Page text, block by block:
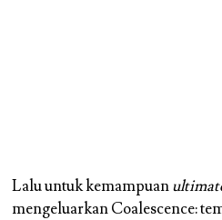
Lalu untuk kemampuan
mengeluarkan Coalescence: